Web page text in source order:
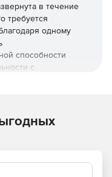
в течение
требуется
одному
способности
с
оборудования
HCI и реализуя